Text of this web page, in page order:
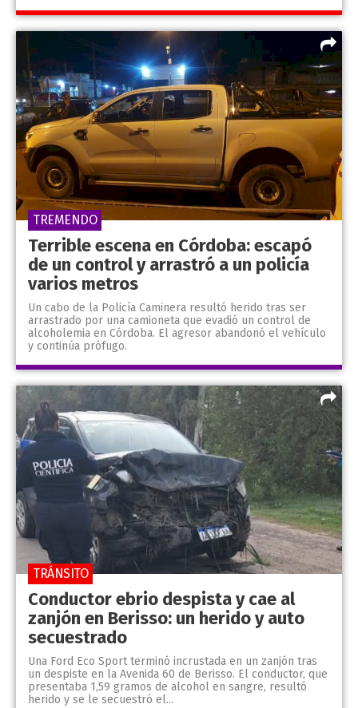
Terrible escena en Córdoba: escapó
de un control y arrastró a un policía
varios metros
Un cabo de la Policía Caminera resultó herido tras ser
arrastrado por una camioneta que evadió un control de
alcoholemia en Córdoba. El agresor abandonó el vehículo
y continúa prófugo.
TREMENDO
Conductor ebrio despista y cae al
zanjón en Berisso: un herido y auto
secuestrado
Una Ford Eco Sport terminó incrustada en un zanjón tras
un despiste en la Avenida 60 de Berisso. El conductor, que
presentaba 1,59 gramos de alcohol en sangre, resultó
herido y se le secuestró el...
TRÁNSITO